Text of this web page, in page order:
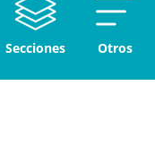
Secciones Otros